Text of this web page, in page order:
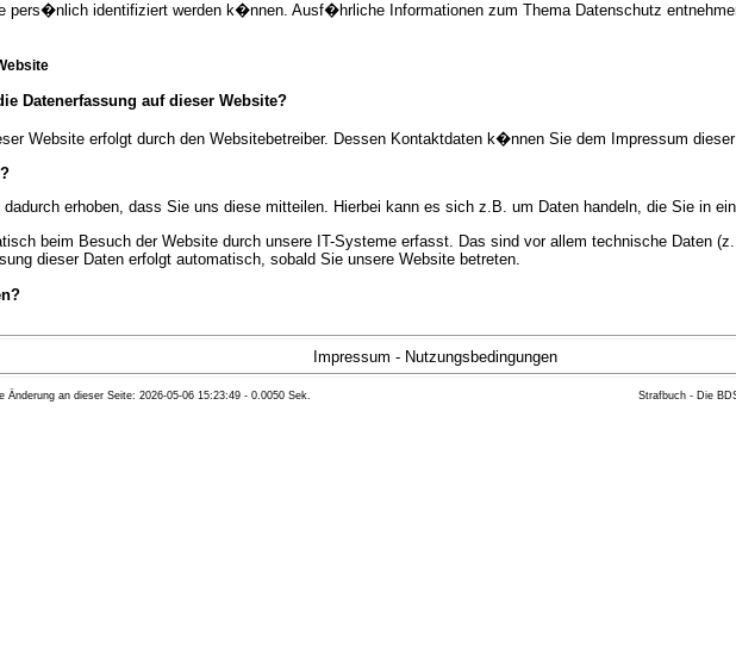
pers�nlich identifiziert werden k�nnen. Ausf�hrliche Informationen zum Thema Datenschutz
Datenerfassung auf dieser Website?
Website erfolgt durch den Websitebetreiber. Dessen Kontaktdaten k�nnen Sie dem Impressum
dadurch erhoben, dass Sie uns diese mitteilen. Hierbei kann es sich z.B. um Daten handeln, die Sie in
beim Besuch der Website durch unsere IT-Systeme erfasst. Das sind vor allem technische Daten
dieser Daten erfolgt automatisch, sobald Sie unsere Website betreten.
um eine fehlerfreie Bereitstellung der Website zu gew�hrleisten. Andere Daten k�nnen zur Analyse
Ihrer Daten?
unentgeltlich Auskunft �ber Herkunft, Empf�nger und Zweck Ihrer gespeicherten personenbezogenen
Impressum - Nutzungsbedingungen
Änderung an dieser Seite: 2026-05-06 15:23:49 - 0.0050 Sek. Strafbuch - Die